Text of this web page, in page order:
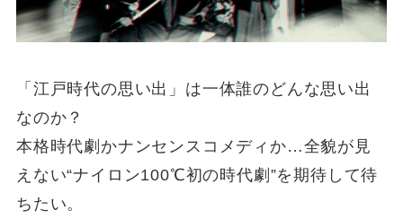
「江戸時代の思い出」は一体誰のどんな思い出
なのか？
本格時代劇かナンセンスコメディか…全貌が見
えない“ナイロン100℃初の時代劇”を期待して待
ちたい。